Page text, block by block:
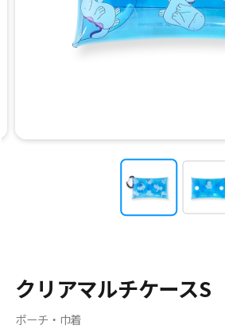
クリアマルチケース
ポーチ・巾着